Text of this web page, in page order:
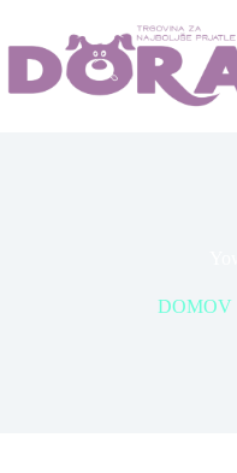
content
DOMOV